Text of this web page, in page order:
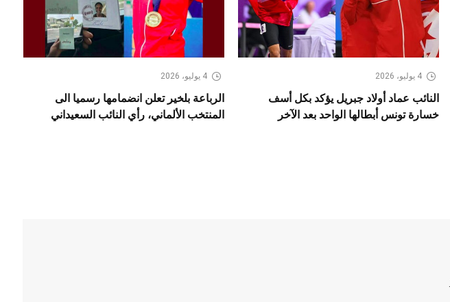
4 يوليو، 2026
النائب عماد أولاد جبريل يؤكد بكل أسف
خسارة تونس أبطالها الواحد بعد الآخر
4 يوليو، 2026
الرباعة بلخير تعلن انضمامها رسميا الى
المنتخب الألماني، رأي النائب السعيداني